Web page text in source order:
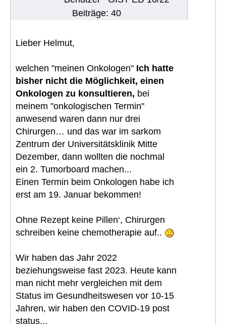
Beiträge: 40
Lieber Helmut,
welchen "meinen Onkologen" Ich hatte
bisher nicht die Möglichkeit, einen
Onkologen zu konsultieren, bei
meinem "onkologischen Termin"
anwesend waren dann nur drei
Chirurgen… und das war im sarkom
Zentrum der Universitätsklinik Mitte
Dezember, dann wollten die nochmal
ein 2. Tumorboard machen...
Einen Termin beim Onkologen habe ich
erst am 19. Januar bekommen!
Ohne Rezept keine Pillen‘, Chirurgen
schreiben keine chemotherapie auf..
Wir haben das Jahr 2022
beziehungsweise fast 2023. Heute kann
man nicht mehr vergleichen mit dem
Status im Gesundheitswesen vor 10-15
Jahren, wir haben den COVID-19 post
status...